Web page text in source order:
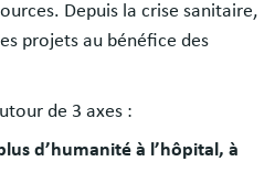
Depuis la crise sanitaire,
projets au bénéfice des
de 3 axes :
d’humanité à l’hôpital, à